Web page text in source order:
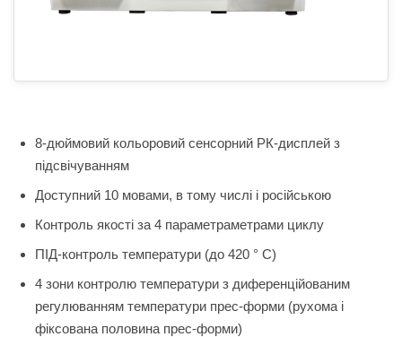
8-дюймовий кольоровий сенсорний РК-дисплей з
підсвічуванням
Доступний 10 мовами, в тому числі і російською
Контроль якості за 4 параметраметрами циклу
ПІД-контроль температури (до 420 ° С)
4 зони контролю температури з диференційованим
регулюванням температури прес-форми (рухома і
фіксована половина прес-форми)